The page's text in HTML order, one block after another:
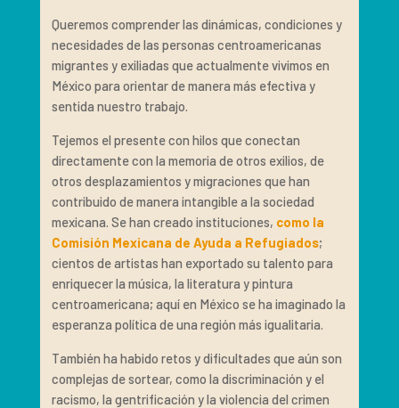
Queremos comprender las dinámicas, condiciones y
necesidades de las personas centroamericanas
migrantes y exiliadas que actualmente vivimos en
México para orientar de manera más efectiva y
sentida nuestro trabajo.
Tejemos el presente con hilos que conectan
directamente con la memoria de otros exilios, de
otros desplazamientos y migraciones que han
contribuido de manera intangible a la sociedad
mexicana. Se han creado instituciones, como la
Comisión Mexicana de Ayuda a Refugiados;
cientos de artistas han exportado su talento para
enriquecer la música, la literatura y pintura
centroamericana; aquí en México se ha imaginado la
esperanza política de una región más igualitaria.
También ha habido retos y dificultades que aún son
complejas de sortear, como la discriminación y el
racismo, la gentrificación y la violencia del crimen